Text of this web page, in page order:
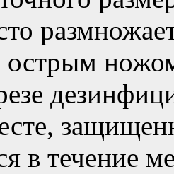
острым
в течение